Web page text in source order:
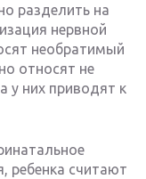
разделить на
нервной
необратимый
относят не
у них приводят к
ребенка считают